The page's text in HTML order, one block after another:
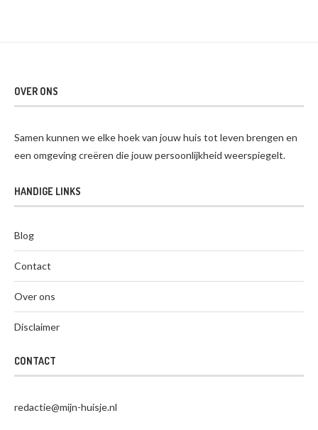
OVER ONS
Samen kunnen we elke hoek van jouw huis tot leven brengen en
een omgeving creëren die jouw persoonlijkheid weerspiegelt.
HANDIGE LINKS
Blog
Contact
Over ons
Disclaimer
CONTACT
redactie@mijn-huisje.nl